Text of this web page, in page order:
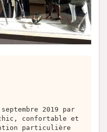
2019 par
confortable et
particulière